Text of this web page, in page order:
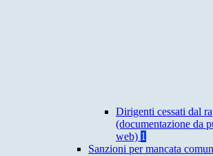
Dirigenti cessati dal
(documentazione da
web) 1
Sanzioni per mancata